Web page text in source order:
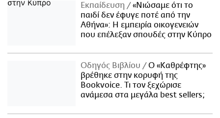
Εκπαίδευση
«Νιώσαμε ότι το
παιδί δεν έφυγε ποτέ από την
Αθήνα»: Η εμπειρία οικογενειών
που επέλεξαν σπουδές στην Κύπρο
Οδηγός Βιβλίου
Ο «Καθρέφτης»
βρέθηκε στην κορυφή της
Bookvoice. Τι τον ξεχώρισε
ανάμεσα στα μεγάλα best sellers;